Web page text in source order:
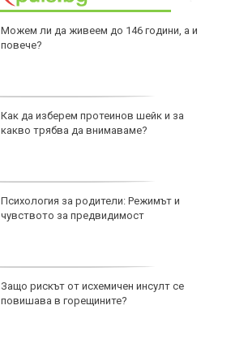
Можем ли да живеем до 146 години, а и
повече?
Как да изберем протеинов шейк и за
какво трябва да внимаваме?
Психология за родители: Режимът и
чувството за предвидимост
Защо рискът от исхемичен инсулт се
повишава в горещините?